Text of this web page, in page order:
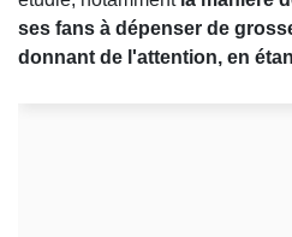
ses fans à dépenser de
donnant de l'attention, en